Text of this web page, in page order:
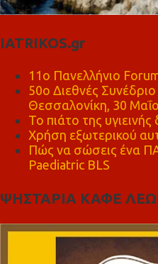
IATRIKOS.gr
11ο Πανελλήνιο
50ο Διεθνές
Θεσσαλονίκη, 30
Το πιάτο της
Χρήση εξωτερικού
Πώς να σώσεις ένα
Paediatric BLS
ΨΗΣΤΑΡΙΑ ΚΑΦΕ